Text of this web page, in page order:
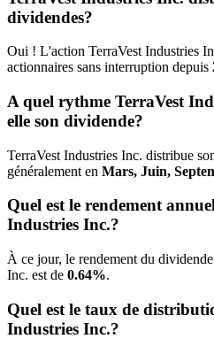
dividendes?
Oui ! L'action TerraVest Industries
actionnaires sans interruption depuis
A quel rythme TerraVest
elle son dividende?
TerraVest Industries Inc. distribue
généralement en Mars, Juin,
Quel est le rendement
Industries Inc.?
À ce jour, le rendement du
Inc. est de 0.64%.
Quel est le taux de
Industries Inc.?